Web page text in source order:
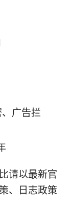
广告拦
请以最新官
、日志政策